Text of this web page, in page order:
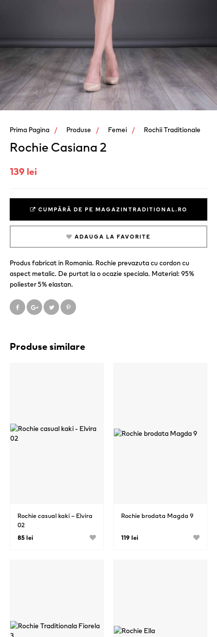
Prima Pagina Produse Femei Rochii Traditionale
Rochie Casiana 2
139 lei
CUMPĂRĂ DE PE MAGAZINTRADITIONAL.RO
ADAUGA LA FAVORITE
Produs fabricat in Romania. Rochie prevazuta cu cordon cu
aspect metalic. De purtat la o ocazie speciala. Material: 95%
poliester 5% elastan.
Produse similare
Rochie casual kaki – Elvira
02
85 lei
Rochie brodata Magda 9
119 lei